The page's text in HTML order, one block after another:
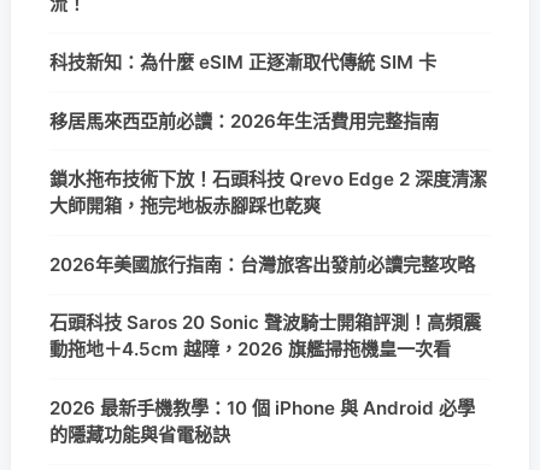
科技新知：為什麼 eSIM 正逐漸取代傳統 SIM 卡
移居馬來西亞前必讀：2026年生活費用完整指南
鎖水拖布技術下放！石頭科技 Qrevo Edge 2 深度清潔
大師開箱，拖完地板赤腳踩也乾爽
2026年美國旅行指南：台灣旅客出發前必讀完整攻略
石頭科技 Saros 20 Sonic 聲波騎士開箱評測！高頻震
動拖地＋4.5cm 越障，2026 旗艦掃拖機皇一次看
2026 最新手機教學：10 個 iPhone 與 Android 必學
的隱藏功能與省電秘訣